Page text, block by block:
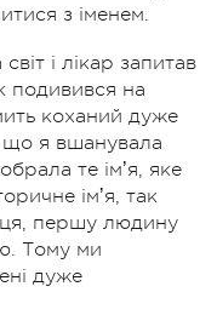
з іменем.
і лікар запитав
подивився на
коханий дуже
що я вшанувала
те імʼя, яке
імʼя, так
першу людину
Тому ми
дуже